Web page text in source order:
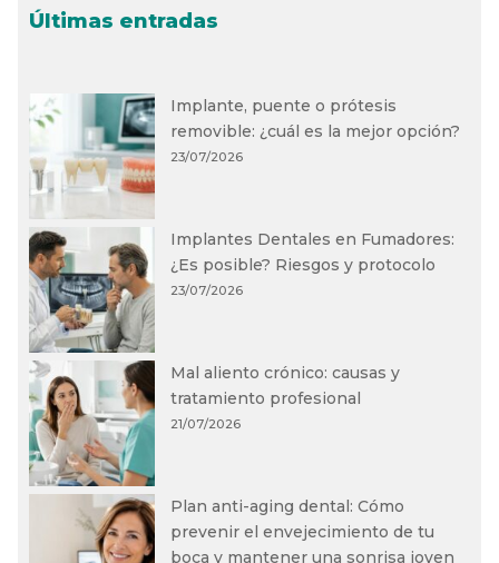
Últimas entradas
Implante, puente o prótesis
removible: ¿cuál es la mejor opción?
23/07/2026
Implantes Dentales en Fumadores:
¿Es posible? Riesgos y protocolo
23/07/2026
Mal aliento crónico: causas y
tratamiento profesional
21/07/2026
Plan anti-aging dental: Cómo
prevenir el envejecimiento de tu
boca y mantener una sonrisa joven